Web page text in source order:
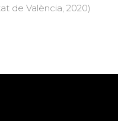
de València, 2020)